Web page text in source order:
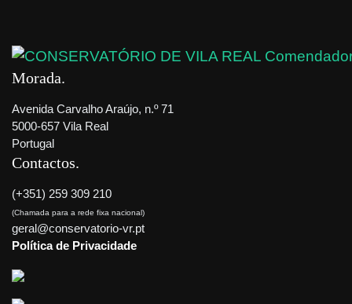
Morada
Avenida Carvalho Araújo, n.º 71
5000-657 Vila Real
Portugal
Contactos
(+351) 259 309 210
(Chamada para a rede fixa nacional)
geral@conservatorio-vr.pt
Política de Privacidade